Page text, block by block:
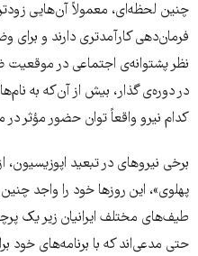
چنین لحظه‌ای، معمولاً آن‌هایی
فرمان‌دهی کارآمدتری دارند و برای
نظر پشتوانه‌ی اجتماعی در
در دوره‌ی گذار، بیش از آن‌که به
کدام نیرو واقعاً توان حضور مؤثر در
برخی نیروهای در تبعید اپوزیسیون،
پهلوی»، این روزها خود را واجد
طیف‌های مختلف ایرانیان زیر یک
حتی مدعی‌اند که با برنامه‌های خود